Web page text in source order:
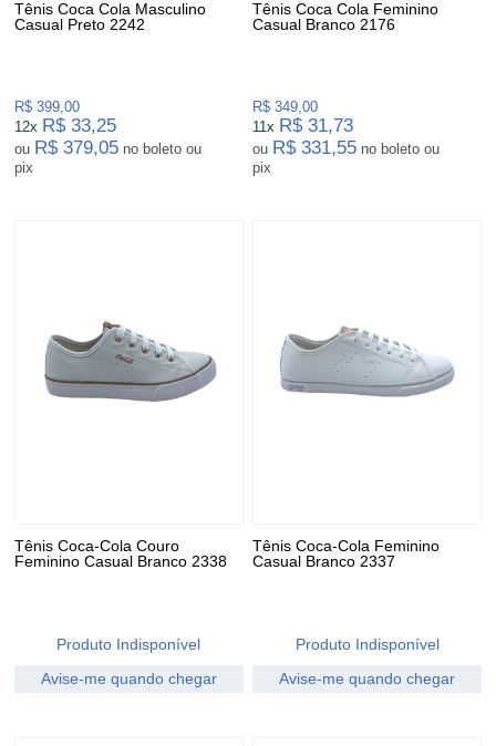
Tênis Coca Cola Masculino
Casual Preto 2242
R$ 399,00
12x R$ 33,25
ou R$ 379,05 no boleto ou
pix
Tênis Coca Cola Feminino
Casual Branco 2176
R$ 349,00
11x R$ 31,73
ou R$ 331,55 no boleto ou
pix
Tênis Coca-Cola Couro
Feminino Casual Branco 2338
Produto Indisponível
Avise-me quando chegar
Tênis Coca-Cola Feminino
Casual Branco 2337
Produto Indisponível
Avise-me quando chegar